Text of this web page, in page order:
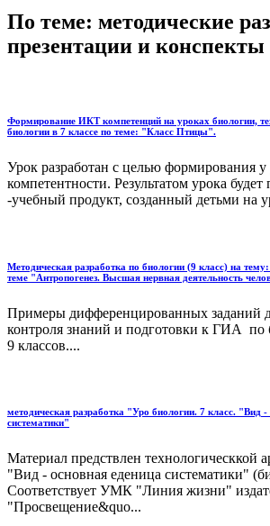
По теме: методические
презентации и конспекты
Формирование ИКТ компетенций на уроках биологии,
биологии в 7 классе по теме: "Класс Птицы".
Урок разработан с целью формирования
компетентности. Результатом урока будет
-учебный продукт, созданный детьми на
Методическая разработка по биологии (9 класс) на
теме "Антропогенез. Высшая нервная деятельность
Примеры дифференцированных заданий
контроля знаний и подготовки к ГИА по
9 классов....
методическая разработка "Уро биологии. 7 класс. "Вид -
систематики"
Материал предствлен технологическкой
"Вид - основная еденица систематики"
Соответствует УМК "Линия жизни"
"Просвещение&quo...